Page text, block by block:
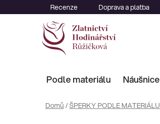
na
Recenze Doprava a platba
Podle materiálu Náušnice
Domů /ŠPERKY PODLE MATERIÁLU